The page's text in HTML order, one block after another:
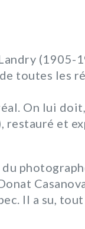
(1905-
toutes les
On lui
et
Il a su, tout